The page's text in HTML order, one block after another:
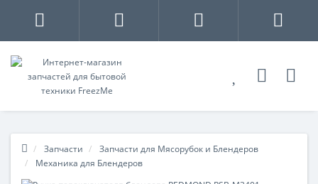
Запчасти
Запчасти для Мясорубок и Блендеров
Механика для Блендеров